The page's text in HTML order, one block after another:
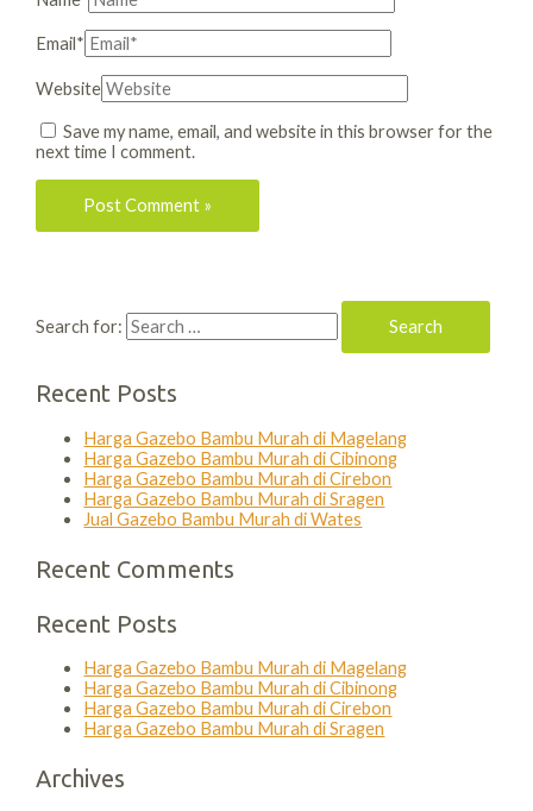
Email*
Website
Save my name, email, and website in this browser for the
next time I comment.
Search for:
Recent Posts
Harga Gazebo Bambu Murah di Magelang
Harga Gazebo Bambu Murah di Cibinong
Harga Gazebo Bambu Murah di Cirebon
Harga Gazebo Bambu Murah di Sragen
Jual Gazebo Bambu Murah di Wates
Recent Comments
Recent Posts
Harga Gazebo Bambu Murah di Magelang
Harga Gazebo Bambu Murah di Cibinong
Harga Gazebo Bambu Murah di Cirebon
Harga Gazebo Bambu Murah di Sragen
Archives